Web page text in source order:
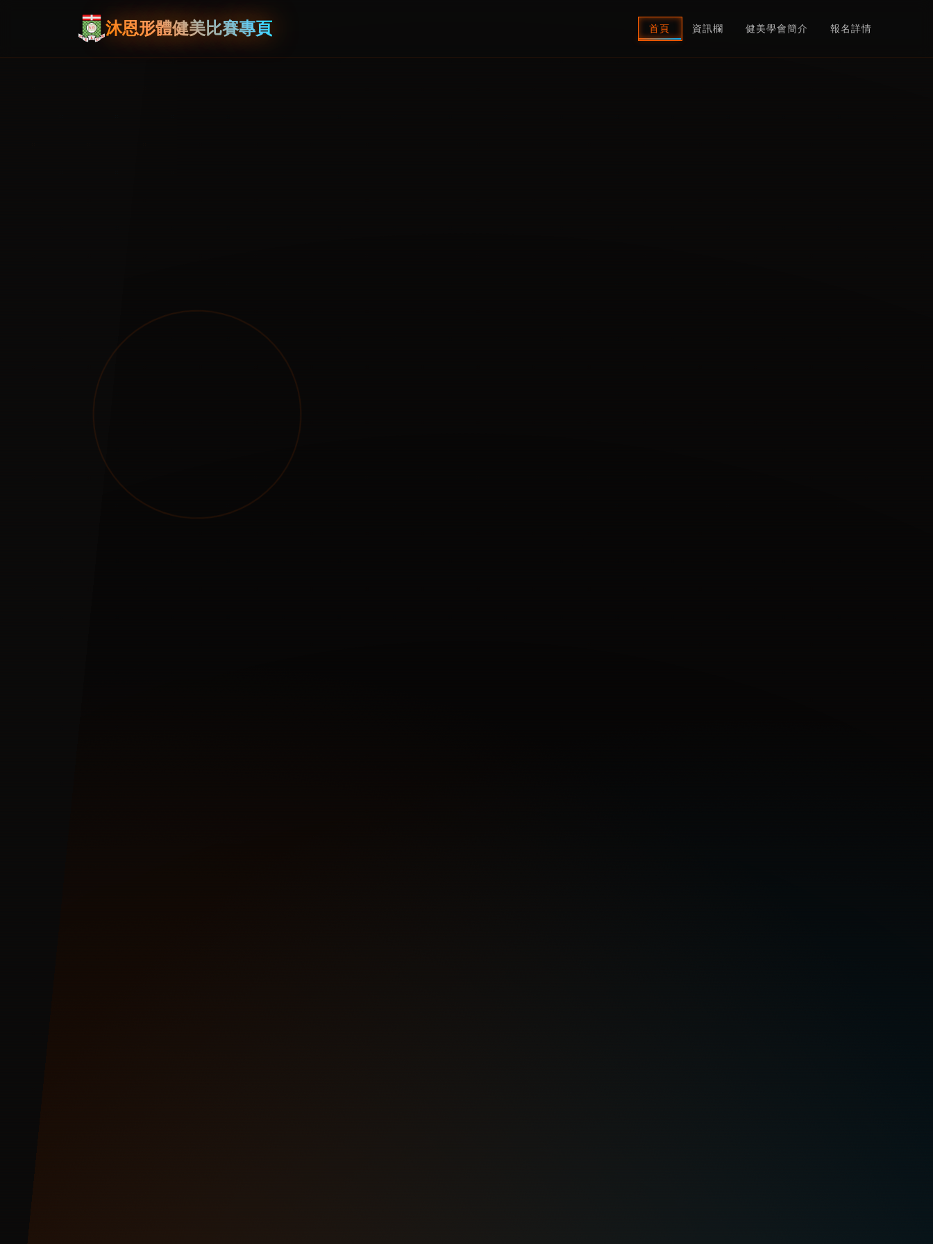
沐恩形體健美比賽專頁 首頁 資訊欄 健美學會簡介 報名詳情